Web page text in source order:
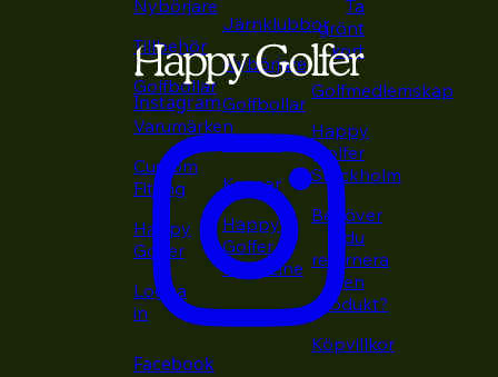
Nybörjare
Tillbehör
Golfbollar
Varumärken
Custom
Fitting
Happy
Golfer
Logga
in
Järnklubbor
Nybörjare
Golfbollar
Kepsar
Happy
Golfer
Magazine
Ta
grönt
kort
Golfmedlemskap
Happy
Golfer
Stockholm
Behöver
du
returnera
en
produkt?
Köpvillkor
Instagram
Facebook